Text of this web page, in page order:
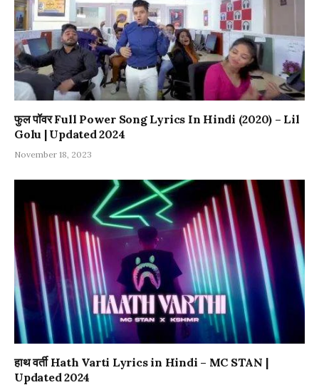
फुल पॉवर Full Power Song Lyrics In Hindi (2020) – Lil
Golu | Updated 2024
November 18, 2023
हाथ वर्ती Hath Varti Lyrics in Hindi – MC STAN |
Updated 2024